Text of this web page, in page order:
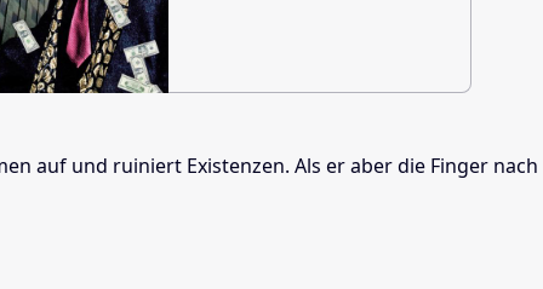
auf und ruiniert Existenzen. Als er aber die Finger